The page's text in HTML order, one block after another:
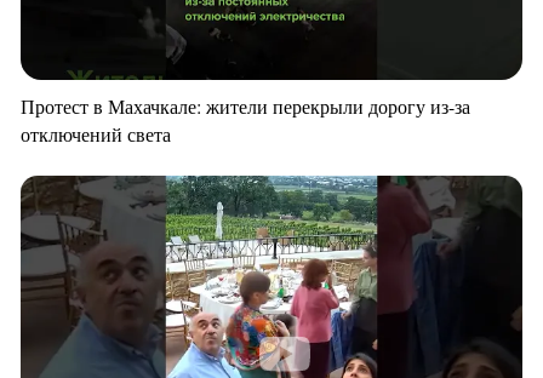
Протест в Махачкале: жители перекрыли дорогу из-за
отключений света